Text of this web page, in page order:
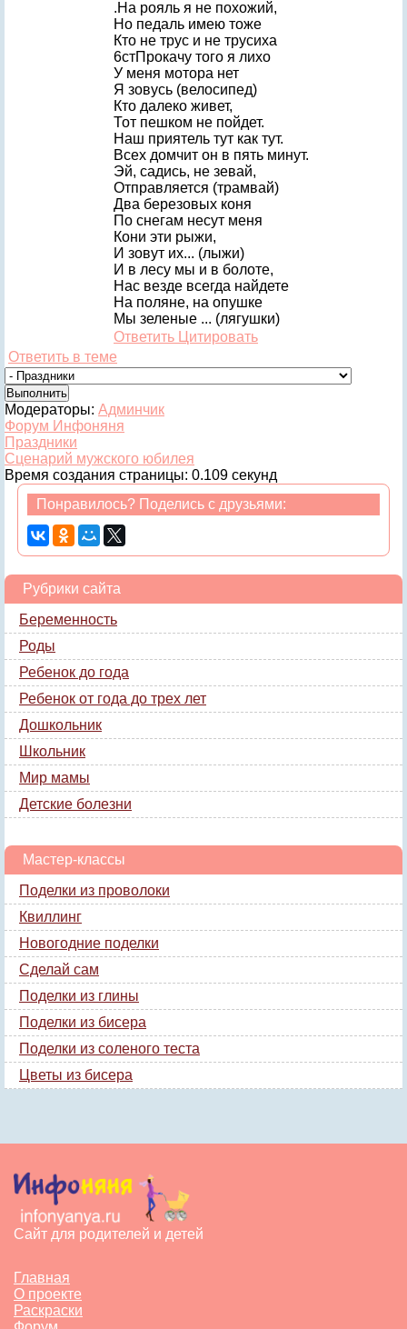
.На рояль я не похожий,
Но педаль имею тоже
Кто не трус и не трусиха
6стПрокачу того я лихо
У меня мотора нет
Я зовусь (велосипед)
Кто далеко живет,
Тот пешком не пойдет.
Наш приятель тут как тут.
Всех домчит он в пять минут.
Эй, садись, не зевай,
Отправляется (трамвай)
Два березовых коня
По снегам несут меня
Кони эти рыжи,
И зовут их... (лыжи)
И в лесу мы и в болоте,
Нас везде всегда найдете
На поляне, на опушке
Мы зеленые ... (лягушки)
Ответить Цитировать
Ответить в теме
Модераторы: Админчик
Форум Инфоняня
Праздники
Сценарий мужского юбилея
Время создания страницы: 0.109 секунд
Понравилось? Поделись с друзьями:
Рубрики сайта
Беременность
Роды
Ребенок до года
Ребенок от года до трех лет
Дошкольник
Школьник
Мир мамы
Детские болезни
Мастер-классы
Поделки из проволоки
Квиллинг
Новогодние поделки
Сделай сам
Поделки из глины
Поделки из бисера
Поделки из соленого теста
Цветы из бисера
Сайт для родителей и детей
Главная
О проекте
Раскраски